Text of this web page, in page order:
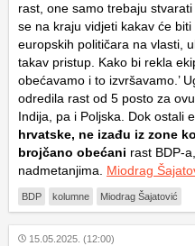
rast, one samo trebaju
se na kraju vidjeti kakav će
europskih političara na vlasti,
takav pristup. Kako bi rekla
obećavamo i to izvršavamo.’
odredila rast od 5 posto za
Indija, pa i Poljska. Dok ostali
hrvatske, ne izađu iz zone
brojčano obećani rast BDP-
nadmetanjima. Miodrag
BDP kolumne Miodrag Šajatović
15.05.2025. (12:00)